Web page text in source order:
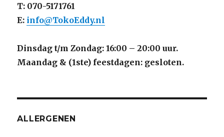
T: 070-5171761
E: info@TokoEddy.nl
Dinsdag t/m Zondag: 16:00 – 20:00 uur.
Maandag & (1ste) feestdagen: gesloten.
ALLERGENEN